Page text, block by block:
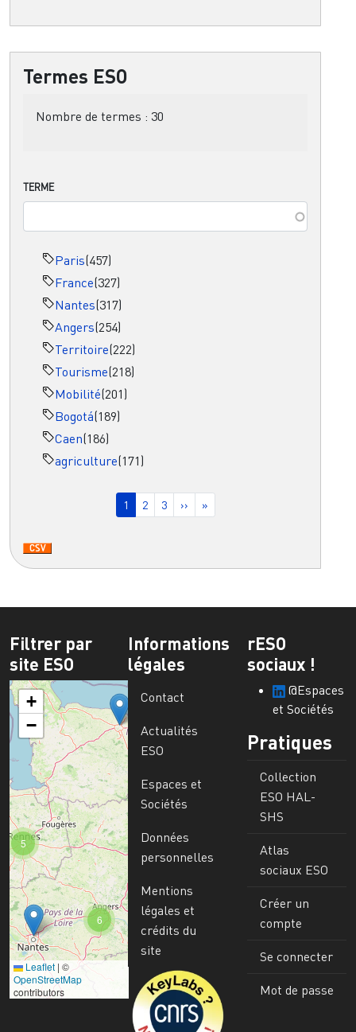
Termes ESO
Nombre de termes : 30
TERME
Paris(457)
France(327)
Nantes(317)
Angers(254)
Territoire(222)
Tourisme(218)
Mobilité(201)
Bogotá(189)
Caen(186)
agriculture(171)
Page courante
1 Page
2 Page
3 Page suivante
›› Dernière page
»
Filtrer par
site ESO
6
5
+
−
Leaflet | ©
OpenStreetMap
contributors
Informations
légales
Contact
Actualités
ESO
Espaces et
Sociétés
Données
personnelles
Mentions
légales et
crédits du
site
Image
rESO
sociaux !
@Espaces
et Sociétés
Pratiques
Collection
ESO HAL-
SHS
Atlas
sociaux ESO
Créer un
compte
Se connecter
Mot de passe